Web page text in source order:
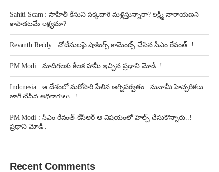
Sahiti Scam : సాహితీ కేసుని పక్కదారి మళ్లిస్తున్నారా? లక్ష్మీ నారాయణని
కాపాడటమే లక్ష్యమా?
Revanth Reddy : నోటీసులపై షాకింగ్స్ కామెంట్స్ చేసిన సీఎం రేవంత్..!
PM Modi : మాదిగలకు కీలక హామీ ఇచ్చిన ప్రధాని మోడీ..!
Indonesia : ఆ దేశంలో మరోసారి పేలిన అగ్నిపర్వతం.. సునామీ హెచ్చరికలు
జారీ చేసిన అధికారులు.. !
PM Modi : సీఎం రేవంత్-కేసీఆర్ ఆ విషయంలో హెల్ప్ చేసుకొన్నారు..!
ప్రధాని మోడీ..
Recent Comments